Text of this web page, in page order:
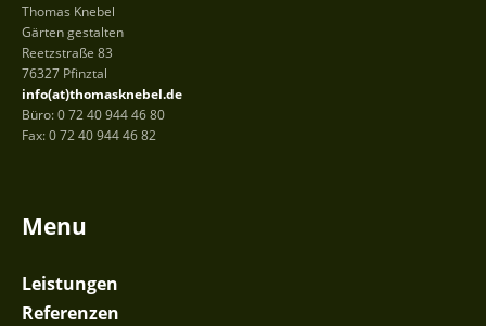
Thomas Knebel
Gärten gestalten
Reetzstraße 83
76327 Pfinztal
info(at)thomasknebel.de
Büro: 0 72 40 944 46 80
Fax: 0 72 40 944 46 82
Menu
Leistungen
Referenzen